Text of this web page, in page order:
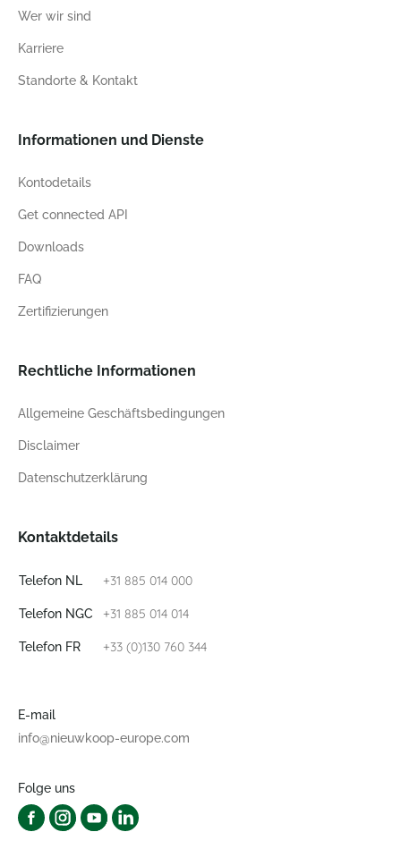
Wer wir sind
Karriere
Standorte & Kontakt
Informationen und Dienste
Kontodetails
Get connected API
Downloads
FAQ
Zertifizierungen
Rechtliche Informationen
Allgemeine Geschäftsbedingungen
Disclaimer
Datenschutzerklärung
Kontaktdetails
Telefon NL +31 885 014 000
Telefon NGC +31 885 014 014
Telefon FR +33 (0)130 760 344
E-mail
info@nieuwkoop-europe.com
Folge uns